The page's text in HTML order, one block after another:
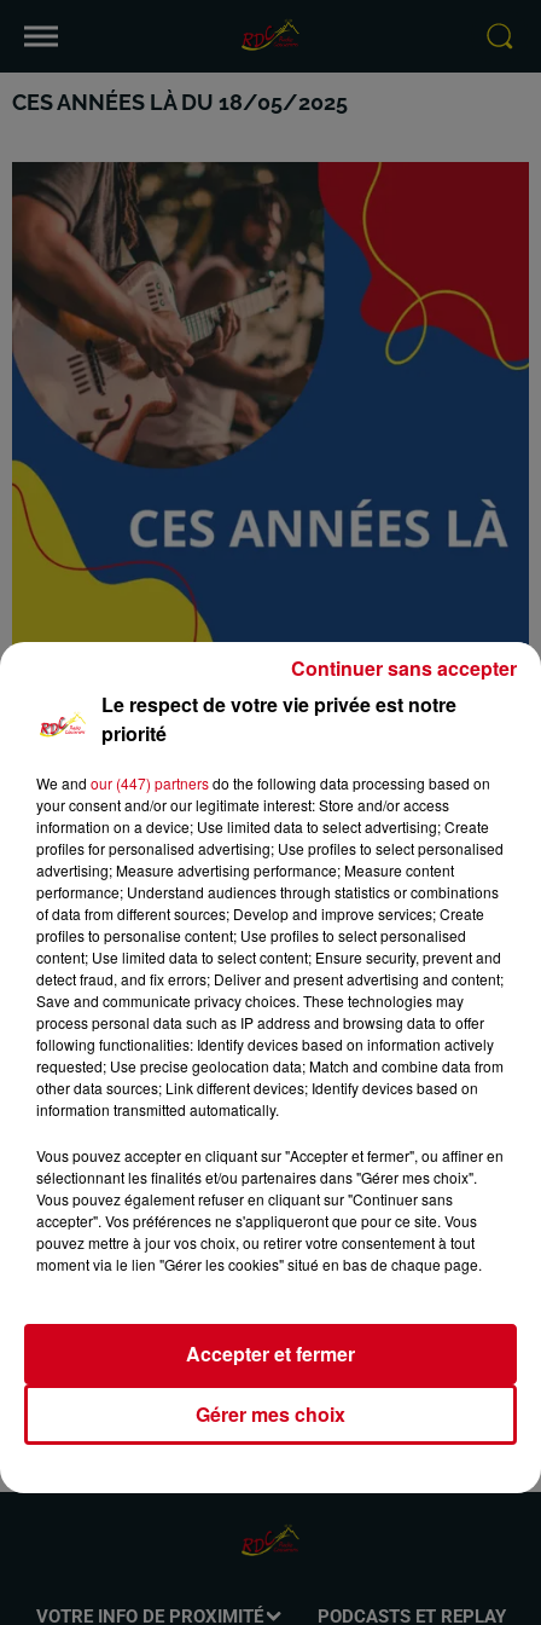
CES ANNÉES LÀ DU 18/05/2025
Podcasts RDC
Radio Couserans
Ces années là
RDC
Ces années là
0:00 43 min 8 sec
18 mai 2025 - 43 min 8 sec
CES ANNÉES LÀ DU 18/05/2025
Tous les dimanches de 10H à 11H sur RDC RADIO
COUSERANS, retrouvez l’histoire de vos titres préférés des
années 60, 70, 80 et 90 présentée par Daniel PYRENE
VOTRE INFO DE PROXIMITÉ PODCASTS ET REPLAY
Le respect de votre vie privée est notre
priorité
We and our (447) partnersdo the following data processing based on
your consent and/or our legitimate interest: Store and/or access
information on a device; Use limited data to select advertising; Create
profiles for personalised advertising; Use profiles to select personalised
advertising; Measure advertising performance; Measure content
performance; Understand audiences through statistics or combinations
of data from different sources; Develop and improve services; Create
profiles to personalise content; Use profiles to select personalised
content; Use limited data to select content; Ensure security, prevent and
detect fraud, and fix errors; Deliver and present advertising and content;
Save and communicate privacy choices. These technologies may
process personal data such as IP address and browsing data to offer
following functionalities: Identify devices based on information actively
requested; Use precise geolocation data; Match and combine data from
other data sources; Link different devices; Identify devices based on
information transmitted automatically.
Vous pouvez accepter en cliquant sur "Accepter et fermer", ou affiner en
sélectionnant les finalités et/ou partenaires dans "Gérer mes choix".
Vous pouvez également refuser en cliquant sur "Continuer sans
accepter". Vos préférences ne s'appliqueront que pour ce site. Vous
pouvez mettre à jour vos choix, ou retirer votre consentement à tout
moment via le lien "Gérer les cookies" situé en bas de chaque page.
Gérer mes choix
Accepter et fermer
Continuer sans accepter